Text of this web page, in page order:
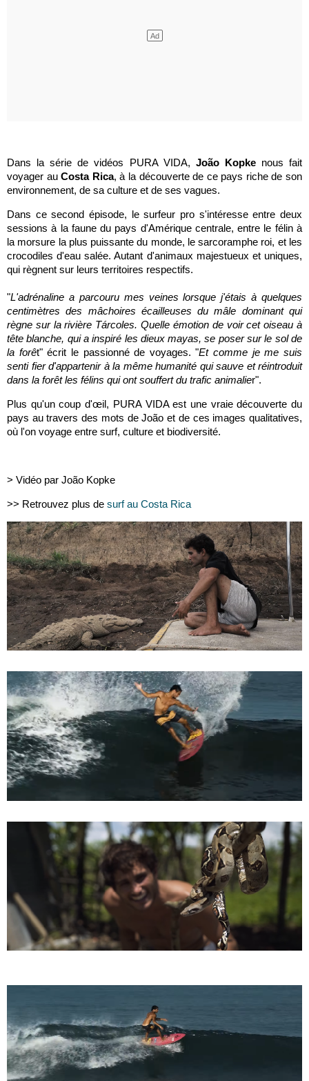
Dans la série de vidéos PURA VIDA, João Kopke nous fait
voyager auCosta Rica, à la découverte de ce pays riche de son
environnement, de sa culture et de ses vagues.
Dans ce second épisode, le surfeur pro s'intéresse entre deux
sessions à la faune du pays d'Amérique centrale, entre le félin à
la morsure la plus puissante du monde, le sarcoramphe roi, et les
crocodiles d'eau salée. Autant d'animaux majestueux et uniques,
qui règnent sur leurs territoires respectifs.
"L'adrénaline a parcouru mes veines lorsque j'étais à quelques
centimètres des mâchoires écailleuses du mâle dominant qui
règne sur la rivière Tárcoles. Quelle émotion de voir cet oiseau à
tête blanche, qui a inspiré les dieux mayas, se poser sur le sol de
la forêt" écrit le passionné de voyages. "Et comme je me suis
senti fier d'appartenir à la même humanité qui sauve et réintroduit
dans la forêt les félins qui ont souffert du trafic animalier".
Plus qu'un coup d'œil, PURA VIDA est une vraie découverte du
pays au travers des mots deJoãoet de ces images qualitatives,
où l'on voyage entre surf, culture et biodiversité.
> Vidéo par João Kopke
>> Retrouvez plus de surf au Costa Rica